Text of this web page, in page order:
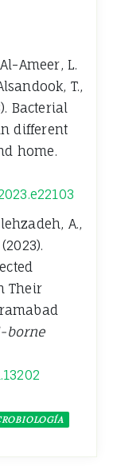
Ameer, L.
T.,
Bacterial
different
home.
A.,
Their
borne